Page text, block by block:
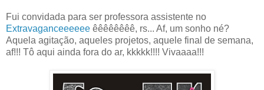
Fui convidada para ser professora assistente no
Extravaganceeeeee êêêêêêêê, rs... Af, um sonho né?
Aquela agitação, aqueles projetos, aquele final de semana,
af!!! Tô aqui ainda fora do ar, kkkkk!!!! Vivaaaa!!!